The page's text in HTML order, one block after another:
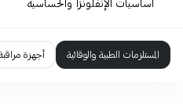
أساسيات الإنفلونزا والحساسية
المستلزمات الطبية والوقائية أجهزة